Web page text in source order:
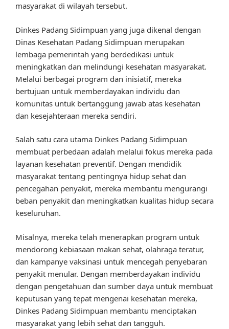
masyarakat di wilayah tersebut.
Dinkes Padang Sidimpuan yang juga dikenal dengan
Dinas Kesehatan Padang Sidimpuan merupakan
lembaga pemerintah yang berdedikasi untuk
meningkatkan dan melindungi kesehatan masyarakat.
Melalui berbagai program dan inisiatif, mereka
bertujuan untuk memberdayakan individu dan
komunitas untuk bertanggung jawab atas kesehatan
dan kesejahteraan mereka sendiri.
Salah satu cara utama Dinkes Padang Sidimpuan
membuat perbedaan adalah melalui fokus mereka pada
layanan kesehatan preventif. Dengan mendidik
masyarakat tentang pentingnya hidup sehat dan
pencegahan penyakit, mereka membantu mengurangi
beban penyakit dan meningkatkan kualitas hidup secara
keseluruhan.
Misalnya, mereka telah menerapkan program untuk
mendorong kebiasaan makan sehat, olahraga teratur,
dan kampanye vaksinasi untuk mencegah penyebaran
penyakit menular. Dengan memberdayakan individu
dengan pengetahuan dan sumber daya untuk membuat
keputusan yang tepat mengenai kesehatan mereka,
Dinkes Padang Sidimpuan membantu menciptakan
masyarakat yang lebih sehat dan tangguh.